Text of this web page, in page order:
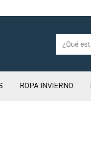
ROPA INVIERNO